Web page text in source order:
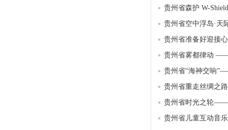
贵州省空中浮岛·天
贵州省儿童互动音